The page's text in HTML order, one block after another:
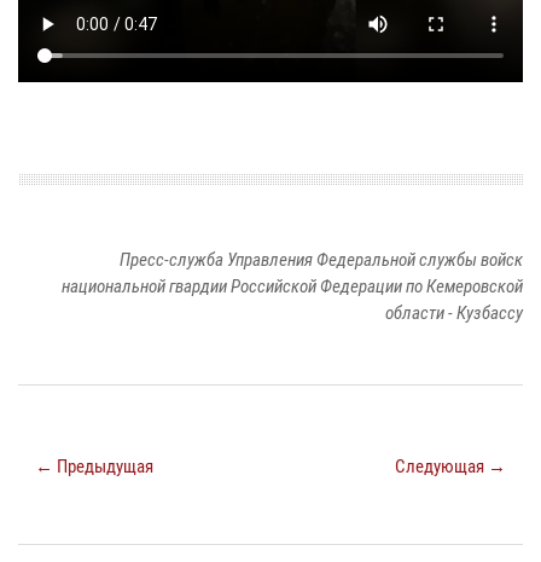
Пресс-служба Управления Федеральной службы войск
национальной гвардии Российской Федерации по Кемеровской
области - Кузбассу
← Предыдущая Следующая →